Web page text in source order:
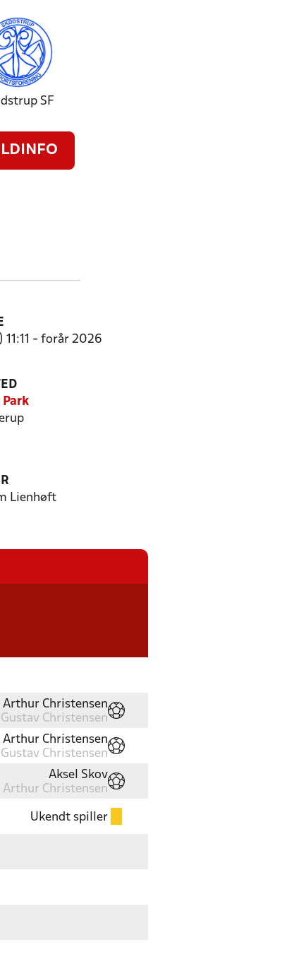
SF
11:11 - forår 2026
Park
Lienhøft
Arthur Christensen
Gustav Christensen
Arthur Christensen
Gustav Christensen
Aksel Skov
Arthur Christensen
Ukendt spiller